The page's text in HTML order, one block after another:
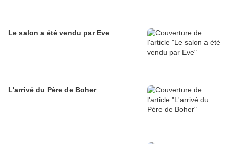
Le salon a été vendu par Eve
L'arrivé du Père de Boher